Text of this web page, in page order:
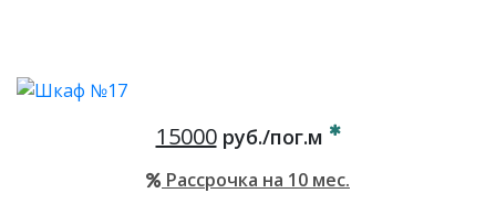
15000руб./пог.м
Рассрочка на 10 мес.